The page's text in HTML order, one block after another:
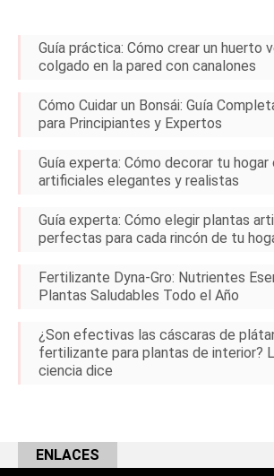
Guía práctica: Cómo crear un huerto
colgado en la pared con canalones
Cómo Cuidar un Bonsái: Guía
para Principiantes y Expertos
Guía experta: Cómo decorar tu hogar
artificiales elegantes y realistas
Guía experta: Cómo elegir plantas
perfectas para cada rincón de tu
Fertilizante Dyna-Gro: Nutrientes
Plantas Saludables Todo el Año
¿Son efectivas las cáscaras de
fertilizante para plantas de interior?
ciencia dice
ENLACES